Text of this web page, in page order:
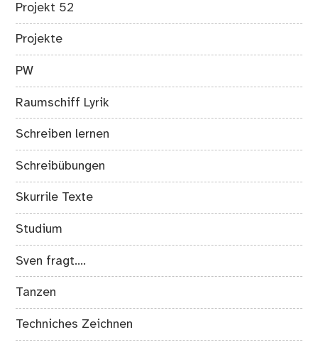
Projekt 52
Projekte
PW
Raumschiff Lyrik
Schreiben lernen
Schreibübungen
Skurrile Texte
Studium
Sven fragt….
Tanzen
Techniches Zeichnen